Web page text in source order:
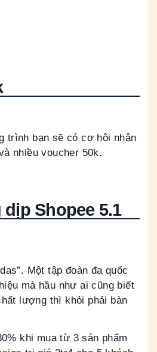
trình bạn sẽ có cơ hội nhận
nhiều voucher 50k.
Shopee 5.1
Một tập đoàn đa quốc
mà hầu như ai cũng biết
lượng thì khỏi phải bàn
khi mua từ 3 sản phẩm